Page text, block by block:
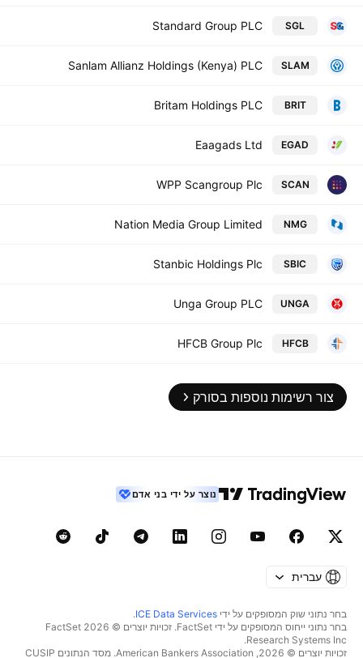
SGL
Standard Group PLC
SLAM
Sanlam Allianz Holdings (Kenya) PLC
BRIT
Britam Holdings PLC
EGAD
Eaagads Ltd
SCAN
WPP Scangroup Plc
NMG
Nation Media Group Limited
SBIC
Stanbic Holdings Plc
UNGA
Unga Group PLC
HFCB
HFCB Group Plc
צור רשימות נוספות בסורק
נוצר על ידי בני אדם
עברית
בחר נתוני שוק המסופקים על ידי ICE Data Services
.
בחר נתוני ייחוס המסופקים על ידי FactSet. זכויות יוצרים © 2026 ‏FactSet
Research Systems Inc.‏
זכויות יוצרים © 2026, ‏American Bankers Association. מסד הנתונים CUSIP